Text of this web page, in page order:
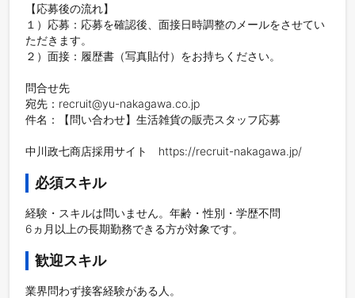
【応募後の流れ】
１）応募：応募を確認後、面接日時調整のメールをさせてい
ただきます。
２）面接：履歴書（写真貼付）をお持ちください。
問合せ先
宛先：recruit@yu-nakagawa.co.jp
件名：【問い合わせ】生活雑貨の販売スタッフ応募
中川政七商店採用サイト　https://recruit-nakagawa.jp/
必須スキル
経験・スキルは問いません。年齢・性別・学歴不問
6ヵ月以上の長期勤務できる方が対象です。
歓迎スキル
業界問わず接客経験がある人。